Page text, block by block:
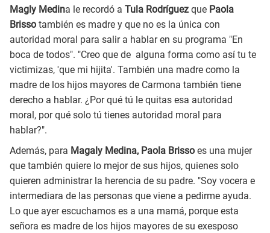
Magly Medina le recordó a Tula Rodríguez que Paola
Brisso también es madre y que no es la única con
autoridad moral para salir a hablar en su programa "En
boca de todos". "Creo que de alguna forma como así tu te
victimizas, 'que mi hijita'. También una madre como la
madre de los hijos mayores de Carmona también tiene
derecho a hablar. ¿Por qué tú le quitas esa autoridad
moral, por qué solo tú tienes autoridad moral para
hablar?".
Además, para Magaly Medina, Paola Brisso es una mujer
que también quiere lo mejor de sus hijos, quienes solo
quieren administrar la herencia de su padre. "Soy vocera e
intermediara de las personas que viene a pedirme ayuda.
Lo que ayer escuchamos es a una mamá, porque esta
señora es madre de los hijos mayores de su exesposo